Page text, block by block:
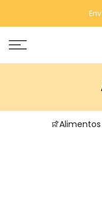
contenido
Alimentos